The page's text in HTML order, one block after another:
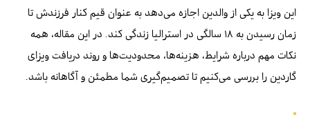
این ویزا به یکی از والدین اجازه می‌دهد به عنوان قیم کنار فرزندش تا
زمان رسیدن به ۱۸ سالگی در استرالیا زندگی کند. در این مقاله، همه
نکات مهم درباره شرایط، هزینه‌ها، محدودیت‌ها و روند دریافت ویزای
گاردین را بررسی می‌کنیم تا تصمیم‌گیری شما مطمئن و آگاهانه باشد.